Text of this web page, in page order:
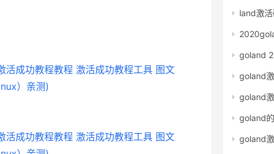
land激活
goland
goland
goland
goland
goland